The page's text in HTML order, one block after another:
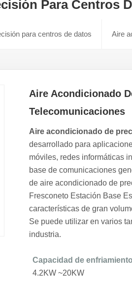
Para Centros
para centros de datos Aire
Aire Acondicionado
Telecomunicaciones
Aire acondicionado de
desarrollado para
móviles, redes informáticas
base de comunicaciones
de aire acondicionado de
Fresconeto Estación Base
características de gran
Se puede utilizar en varios
industria.
Capacidad de enfriamiento
4.2KW ~20KW